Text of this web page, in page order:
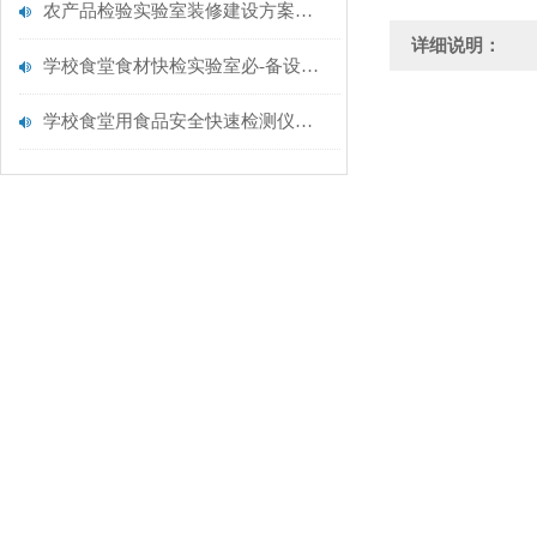
农产品检验实验室装修建设方案仪器配置清单@云唐仪器
学校食堂食材快检实验室必-备设备清单【云唐仪器推荐】
学校食堂用食品安全快速检测仪器【行业推荐】云唐食品安全检测仪
详细说明：